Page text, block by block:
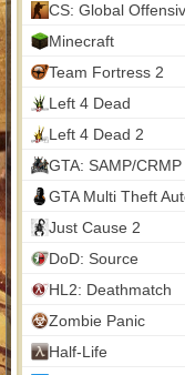
CS: Global
Minecraft
Team Fortress 2
Left 4 Dead
Left 4 Dead 2
GTA: SAMP/CRMP
GTA Multi Theft
Just Cause 2
DoD: Source
HL2: Deathmatch
Zombie Panic
Half-Life